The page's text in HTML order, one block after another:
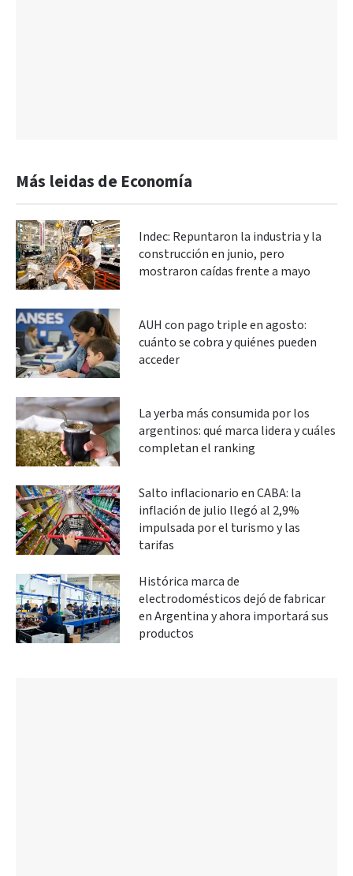
Más leidas de Economía
Indec: Repuntaron la industria y la
construcción en junio, pero
mostraron caídas frente a mayo
AUH con pago triple en agosto:
cuánto se cobra y quiénes pueden
acceder
La yerba más consumida por los
argentinos: qué marca lidera y cuáles
completan el ranking
Salto inflacionario en CABA: la
inflación de julio llegó al 2,9%
impulsada por el turismo y las
tarifas
Histórica marca de
electrodomésticos dejó de fabricar
en Argentina y ahora importará sus
productos